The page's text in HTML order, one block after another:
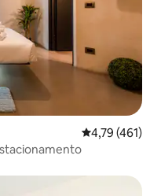
4,79 de uma
4,79 (461)